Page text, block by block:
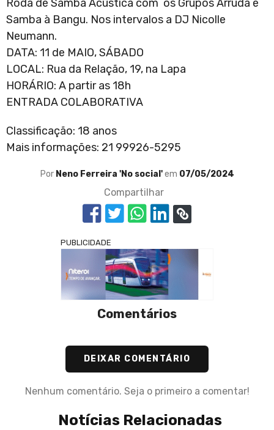
Roda de Samba Acústica com os Grupos Arruda e
Samba à Bangu. Nos intervalos a DJ Nicolle
Neumann.
DATA: 11 de MAIO, SÁBADO
LOCAL: Rua da Relação, 19, na Lapa
HORÁRIO: A partir as 18h
ENTRADA COLABORATIVA
Classificação: 18 anos
Mais informações: 21 99926-5295
Por Neno Ferreira 'No social'em 07/05/2024
Compartilhar
PUBLICIDADE
Comentários
DEIXAR COMENTÁRIO
Nenhum comentário. Seja o primeiro a comentar!
Notícias Relacionadas